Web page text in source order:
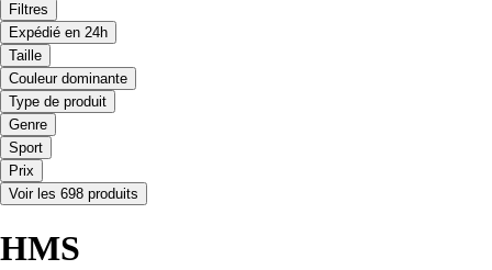
Filtres
Expédié en 24h
Taille
Couleur dominante
Type de produit
Genre
Sport
Prix
Voir les 698 produits
HMS